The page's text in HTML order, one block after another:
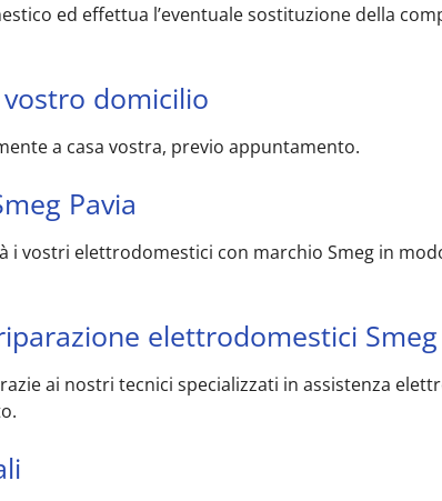
ed effettua l’eventuale sostituzione della
domicilio
a casa vostra, previo appuntamento.
Pavia
vostri elettrodomestici con marchio Smeg in
elettrodomestici Smeg
ai nostri tecnici specializzati in assistenza